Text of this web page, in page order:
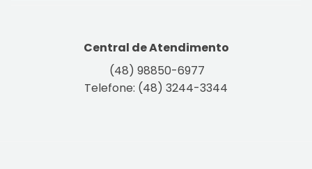
Central de Atendimento
(48) 98850-6977
Telefone: (48) 3244-3344